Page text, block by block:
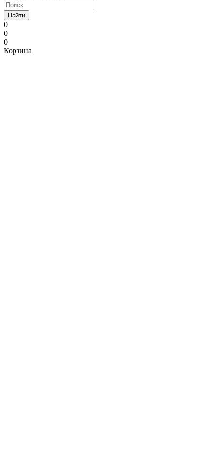
Найти
0
0
0
Корзина